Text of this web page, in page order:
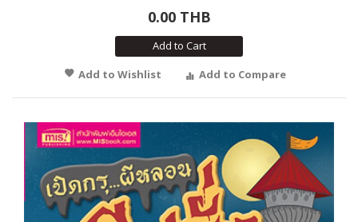
0.00 THB
Add to Cart
Add to Wishlist
Add to Compare